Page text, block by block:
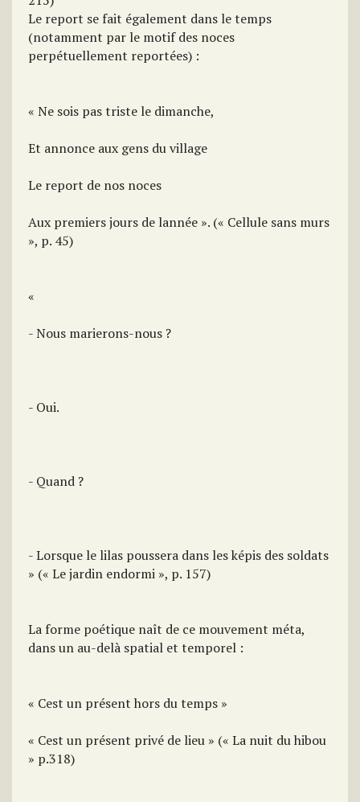
Le report se fait également dans le temps
(notamment par le motif des noces
perpétuellement reportées) :
« Ne sois pas triste le dimanche,
Et annonce aux gens du village
Le report de nos noces
Aux premiers jours de lannée ». (« Cellule sans murs
», p. 45)
«
- Nous marierons-nous ?
- Oui.
- Quand ?
- Lorsque le lilas poussera dans les képis des soldats
» (« Le jardin endormi », p. 157)
La forme poétique naît de ce mouvement méta,
dans un au-delà spatial et temporel :
« Cest un présent hors du temps »
« Cest un présent privé de lieu » (« La nuit du hibou
» p.318)